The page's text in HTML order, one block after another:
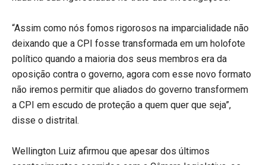
“Assim como nós fomos rigorosos na imparcialidade não
deixando que a CPI fosse transformada em um holofote
político quando a maioria dos seus membros era da
oposição contra o governo, agora com esse novo formato
não iremos permitir que aliados do governo transformem
a CPI em escudo de proteção a quem quer que seja”,
disse o distrital.
Wellington Luiz afirmou que apesar dos últimos